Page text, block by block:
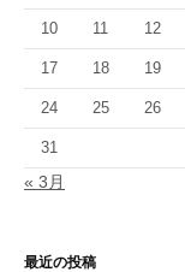
10 11 12
17 18 19
24 25 26
31
« 3月
最近の投稿